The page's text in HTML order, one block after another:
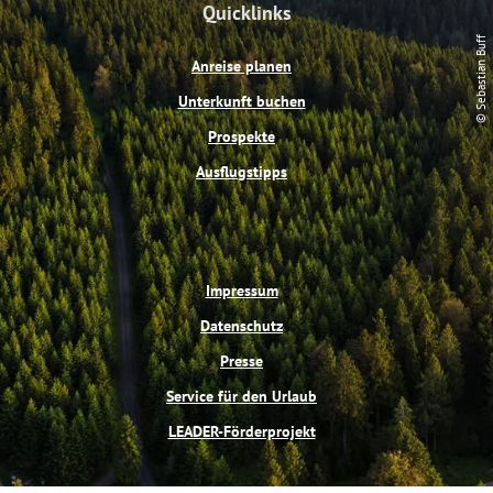
© Sebastian Buff
b
o
o
k
e
r
e
s
t
u
b
e
a
g
r
a
m
Quicklinks
Anreise planen
Unterkunft buchen
Prospekte
Ausflugstipps
Impressum
Datenschutz
Presse
Service für den Urlaub
LEADER-Förderprojekt